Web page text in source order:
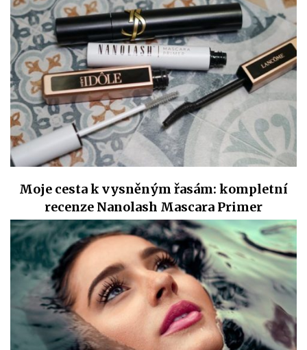
Moje cesta k vysněným řasám: kompletní
recenze Nanolash Mascara Primer